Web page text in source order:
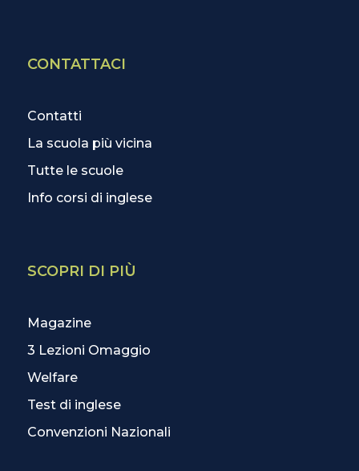
CONTATTACI
Contatti
La scuola più vicina
Tutte le scuole
Info corsi di inglese
SCOPRI DI PIÙ
Magazine
3 Lezioni Omaggio
Welfare
Test di inglese
Convenzioni Nazionali